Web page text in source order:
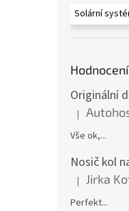
Solární
Originální
Hodnocení
|
Vše ok,...
Hodnocení
| Jirka
Perfekt...